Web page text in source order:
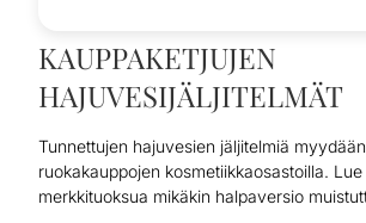
KAUPPAKETJUJEN
HAJUVESIJÄLJITELMÄT
Tunnettujen hajuvesien jäljitelmiä
ruokakauppojen kosmetiikkaosastoilla. Lue
merkkituoksua mikäkin halpaversio